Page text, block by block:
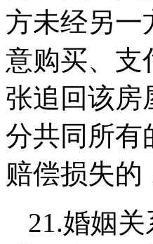
方未经另一
意购买、支
张追回该房
分共同所有
赔偿损失的
21.婚姻